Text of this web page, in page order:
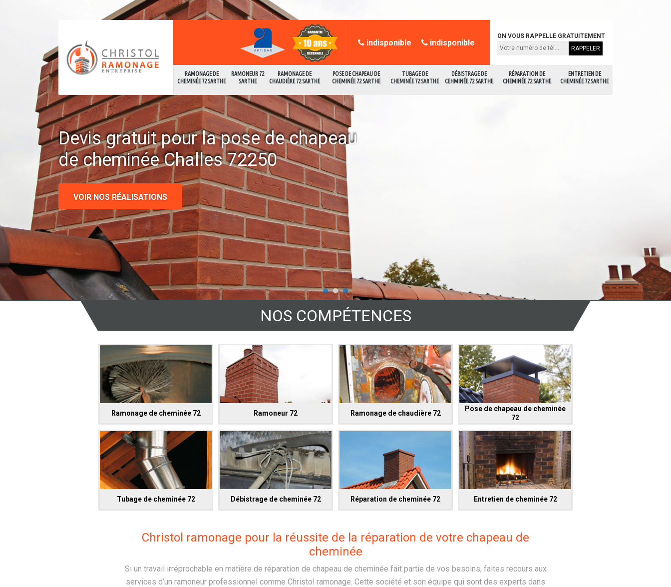
RAMONAGE DE
CHEMINÉE 72 SARTHE
RAMONEUR 72
SARTHE
RAMONAGE DE
CHAUDIÈRE 72 SARTHE
POSE DE CHAPEAU DE
CHEMINÉE 72 SARTHE
TUBAGE DE
CHEMINÉE 72 SARTHE
DÉBISTRAGE DE
CEHMINÉE 72 SARTHE
RÉPARATION DE
CHEMINÉE 72 SARTHE
ENTRETIEN DE
CHEMINÉE 72 SARTHE
indisponible indisponible
ON VOUS RAPPELLE GRATUITEMENT
Devis gratuit pour la pose de chapeau
de cheminée Challes 72250
VOIR NOS RÉALISATIONS
NOS COMPÉTENCES
Ramonage de cheminée 72 Ramoneur 72 Ramonage de chaudière 72
Pose de chapeau de cheminée
72
Tubage de cheminée 72 Débistrage de cheminée 72 Réparation de cheminée 72 Entretien de cheminée 72
Christol ramonage pour la réussite de la réparation de votre chapeau de
cheminée
Si un travail irréprochable en matière de réparation de chapeau de cheminée fait partie de vos besoins, faites recours aux
services d’un ramoneur professionnel comme Christol ramonage. Cette société et son équipe qui sont des experts dans